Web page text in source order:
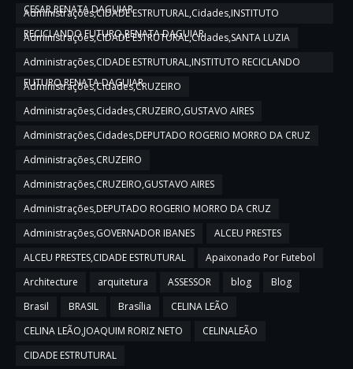
CESAR,RENATA DAGUIAR
Administrações,CIDADE ESTRUTURAL,Cidades,INSTITUTO
RECICLANDO FUTURO,RENATA DAGUIAR
Administrações,CIDADE ESTRUTURAL,Cidades,SANTA LUZIA
Administrações,CIDADE ESTRUTURAL,INSTITUTO RECICLANDO
FUTURO,RENATA DAGUIAR
Administrações,Cidades,CRUZEIRO
Administrações,Cidades,CRUZEIRO,GUSTAVO AIRES
Administrações,Cidades,DEPUTADO ROGERIO MORRO DA CRUZ
Administrações,CRUZEIRO
Administrações,CRUZEIRO,GUSTAVO AIRES
Administrações,DEPUTADO ROGERIO MORRO DA CRUZ
Administrações,GOVERNADOR IBANES
ALCEU PRESTES
ALCEU PRESTES,CIDADE ESTRUTURAL
Apaixonado Por Futebol
Architecture
arquitetura ASSESSOR blog
Blog
Brasil
BRASIL Brasília
CELINA LEÃO
CELINA LEÃO,JOAQUIM RORIZ NETO
CELINALEÃO
CIDADE ESTRUTURAL